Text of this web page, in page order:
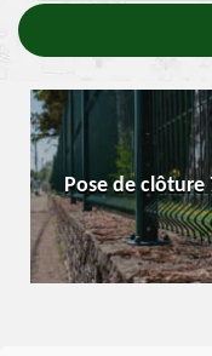
Pose de clôture 71